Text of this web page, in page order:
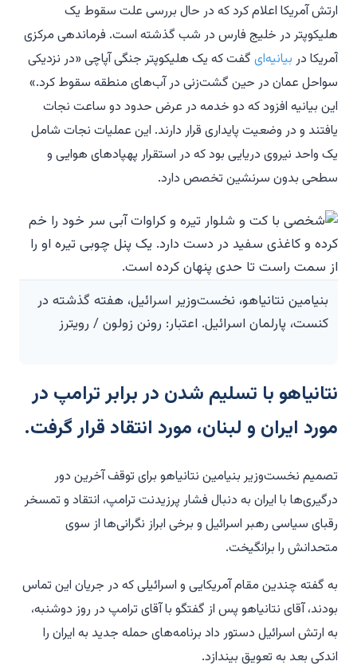
ارتش آمریکا اعلام کرد که در حال بررسی علت سقوط یک
هلیکوپتر در خلیج فارس در شب گذشته است. فرماندهی مرکزی
آمریکا در بیانیه‌ای گفت که یک هلیکوپتر جنگی آپاچی «در نزدیکی
سواحل عمان در حین گشت‌زنی در آب‌های منطقه سقوط کرد.»
این بیانیه افزود که دو خدمه در عرض حدود دو ساعت نجات
یافتند و در وضعیت پایداری قرار دارند. این عملیات نجات شامل
یک واحد نیروی دریایی بود که در استقرار پهپادهای هوایی و
سطحی بدون سرنشین تخصص دارد.
بنیامین نتانیاهو، نخست‌وزیر اسرائیل، هفته گذشته در
کنست، پارلمان اسرائیل. اعتبار: رونن زولون / رویترز
نتانیاهو با تسلیم شدن در برابر ترامپ در
مورد ایران و لبنان، مورد انتقاد قرار گرفت.
تصمیم نخست‌وزیر بنیامین نتانیاهو برای توقف آخرین دور
درگیری‌ها با ایران به دنبال فشار پرزیدنت ترامپ، انتقاد و تمسخر
رقبای سیاسی رهبر اسرائیل و برخی ابراز نگرانی‌ها از سوی
متحدانش را برانگیخت.
به گفته چندین مقام آمریکایی و اسرائیلی که در جریان این تماس
بودند، آقای نتانیاهو پس از گفتگو با آقای ترامپ در روز دوشنبه،
به ارتش اسرائیل دستور داد برنامه‌های حمله جدید به ایران را
اندکی بعد به تعویق بیندازد.